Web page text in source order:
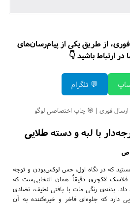
از طریق یکی از پیام‌رسان‌های
در ارتباط باشید 👇
💬 تلگرام
فوری | 🎯 چاپ اختصاصی لوگو
با لبه و دسته طلایی
هستید که در نگاه اول، حس لوکس‌بودن و توجه
فلاسک لاکچری دقیقاً همان انتخابی‌ست که
داد. بدنه‌ی رنگی مات با بافتی لطیف، تضادی
دارد که جلوه‌ای فاخر و خیره‌کننده به آن